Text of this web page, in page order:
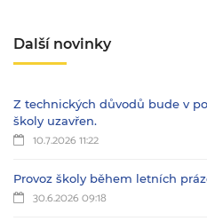
Další novinky
Z technických důvodů bude v
školy uzavřen.
10.7.2026 11:22
Provoz školy během letních
30.6.2026 09:18